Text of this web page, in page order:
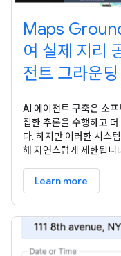
Maps
여 실제 지리
전트 그라운딩
AI 에이전트 구축은 소
잡한 추론을 수행하고
다. 하지만 이러한 시스
해 자연스럽게 제한됩니
와 같은 실시간 상황을
의 신뢰할 수 있는 지리
Learn more